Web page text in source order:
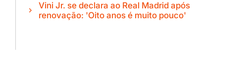
Vini Jr. se declara ao Real Madrid após
renovação: 'Oito anos é muito pouco'